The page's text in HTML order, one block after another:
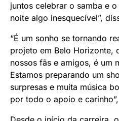
juntos celebrar o samba e
noite algo inesquecível”,
“É um sonho se tornando
projeto em Belo Horizonte,
nossos fãs e amigos, é um
Estamos preparando um
surpresas e muita música
por todo o apoio e